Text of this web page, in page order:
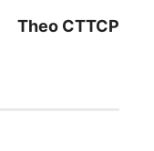
Theo CTTCP